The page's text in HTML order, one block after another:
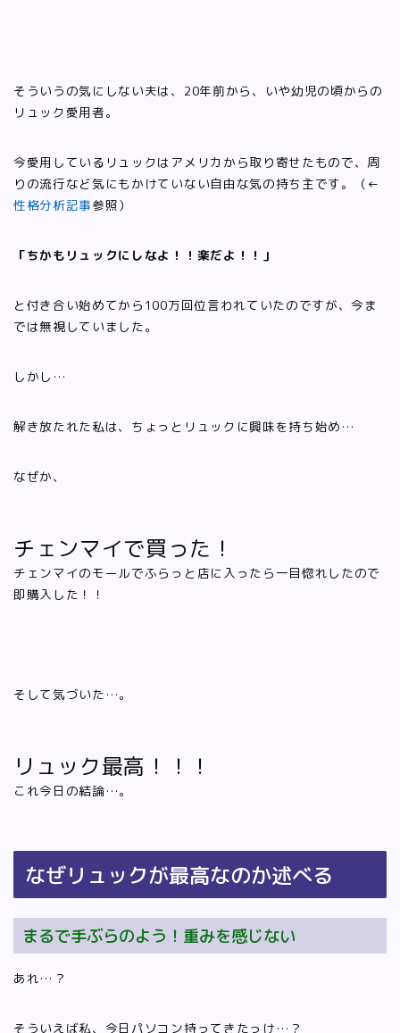
そういうの気にしない夫は、20年前から、いや幼児の頃からの
リュック愛用者。
今愛用しているリュックはアメリカから取り寄せたもので、周
りの流行など気にもかけていない自由な気の持ち主です。（←
性格分析記事参照）
「ちかもリュックにしなよ！！楽だよ！！」
と付き合い始めてから100万回位言われていたのですが、今ま
では無視していました。
しかし…
解き放たれた私は、ちょっとリュックに興味を持ち始め…
なぜか、
チェンマイで買った！
チェンマイのモールでふらっと店に入ったら一目惚れしたので
即購入した！！
そして気づいた…。
リュック最高！！！
これ今日の結論…。
なぜリュックが最高なのか述べる
まるで手ぶらのよう！重みを感じない
あれ…？
そういえば私、今日パソコン持ってきたっけ…？